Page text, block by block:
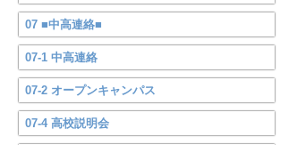
07 ■中高連絡■
07-1 中高連絡
07-2 オープンキャンパス
07-4 高校説明会